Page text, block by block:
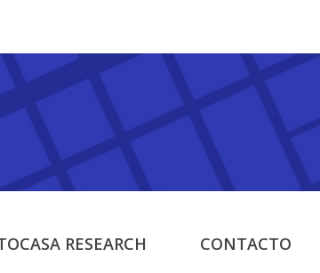
RESEARCH CONTACTO